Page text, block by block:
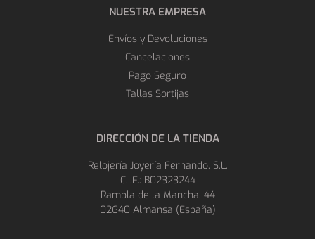
NUESTRA EMPRESA
Envíos y Devoluciones
Cancelaciones
Pago Seguro
Tallas Sortijas
DIRECCIÓN DE LA TIENDA
Relojería Joyería Fernando, S.L.
C.I.F.: B02323244
Rambla de la Mancha, 44
02640 Almansa (España)